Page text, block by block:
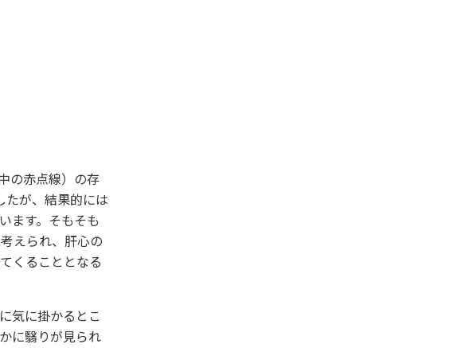
の赤点線）の存
たが、結果的には
ます。そもそも
えられ、肝心の
くることとなる
気に掛かるとこ
に翳りが見られ